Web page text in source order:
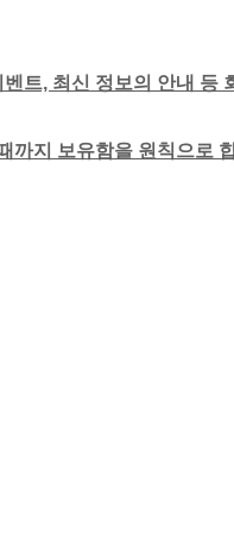
트, 최신 정보의 안내 등
까지 보유함을 원칙으로